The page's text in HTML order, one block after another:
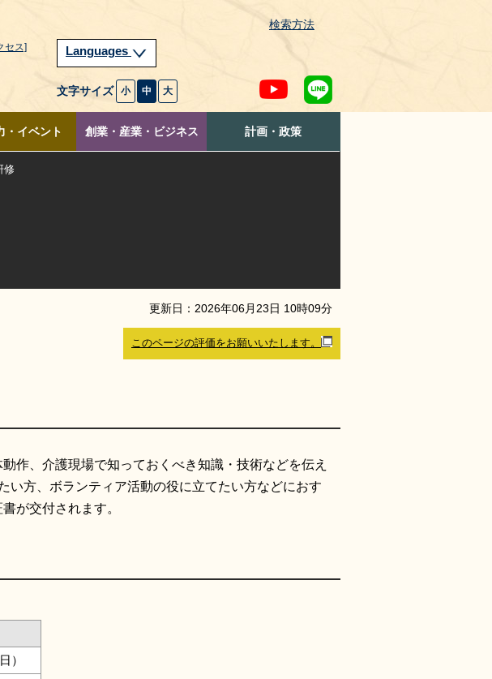
検索方法
セス] Languages
文字サイズ 小 中 大
・イベント 創業・産業・ビジネス 計画・政策
修
更新日： 2026年06月 23日 10時09分
このページの評価をお願いいたします。
作、介護現場で知っておくべき知識・技術などを伝え
い方、ボランティア活動の役に立てたい方などにおす
が交付されます。
）